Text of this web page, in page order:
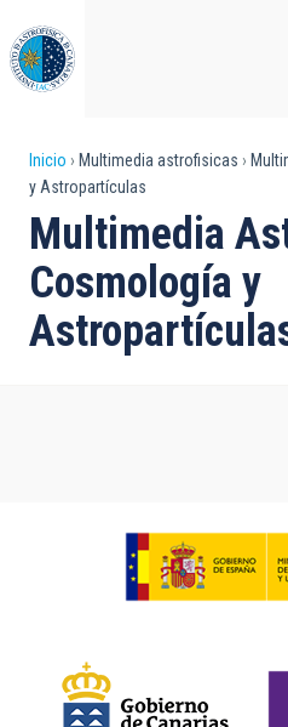
al
contenido
principal
Sobrescribir
enlaces
de
ayuda
a
Inicio Multimedia astrofisicas
y Astropartículas
Multimedia
Cosmología y